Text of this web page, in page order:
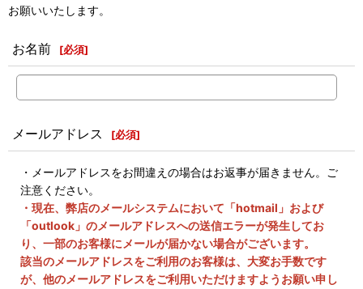
お願いいたします。
お名前 [必須]
メールアドレス [必須]
・メールアドレスをお間違えの場合はお返事が届きません。ご
注意ください。
・現在、弊店のメールシステムにおいて「hotmail」および
「outlook」のメールアドレスへの送信エラーが発生してお
り、一部のお客様にメールが届かない場合がございます。
該当のメールアドレスをご利用のお客様は、大変お手数です
が、他のメールアドレスをご利用いただけますようお願い申し